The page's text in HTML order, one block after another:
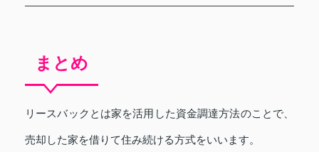
まとめ
リースバックとは家を活用した資金調達方法のことで、
売却した家を借りて住み続ける方式をいいます。